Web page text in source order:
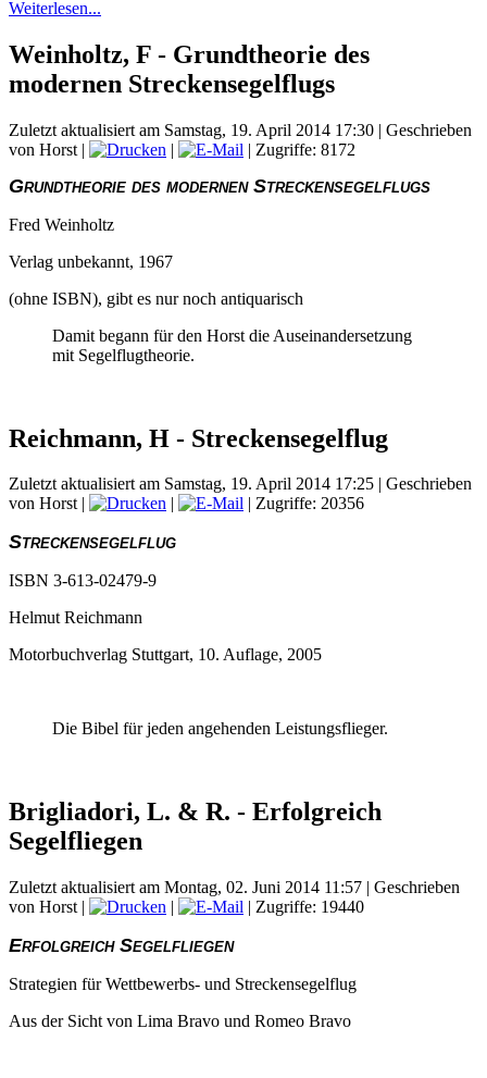
Weiterlesen...
Weinholtz, F - Grundtheorie des
modernen Streckensegelflugs
Zuletzt aktualisiert am Samstag, 19. April 2014 17:30 | Geschrieben
von Horst | | | Zugriffe: 8172
Grundtheorie des modernen Streckensegelflugs
Fred Weinholtz
Verlag unbekannt, 1967
(ohne ISBN), gibt es nur noch antiquarisch
Damit begann für den Horst die Auseinandersetzung
mit Segelflugtheorie.
Reichmann, H - Streckensegelflug
Zuletzt aktualisiert am Samstag, 19. April 2014 17:25 | Geschrieben
von Horst| | | Zugriffe: 20356
Streckensegelflug
ISBN 3-613-02479-9
Helmut Reichmann
Motorbuchverlag Stuttgart, 10. Auflage, 2005
Die Bibel für jeden angehenden Leistungsflieger.
Brigliadori, L. & R. - Erfolgreich
Segelfliegen
Zuletzt aktualisiert am Montag, 02. Juni 2014 11:57 | Geschrieben
von Horst | | | Zugriffe: 19440
Erfolgreich Segelfliegen
Strategien für Wettbewerbs- und Streckensegelflug
Aus der Sicht von Lima Bravo und Romeo Bravo